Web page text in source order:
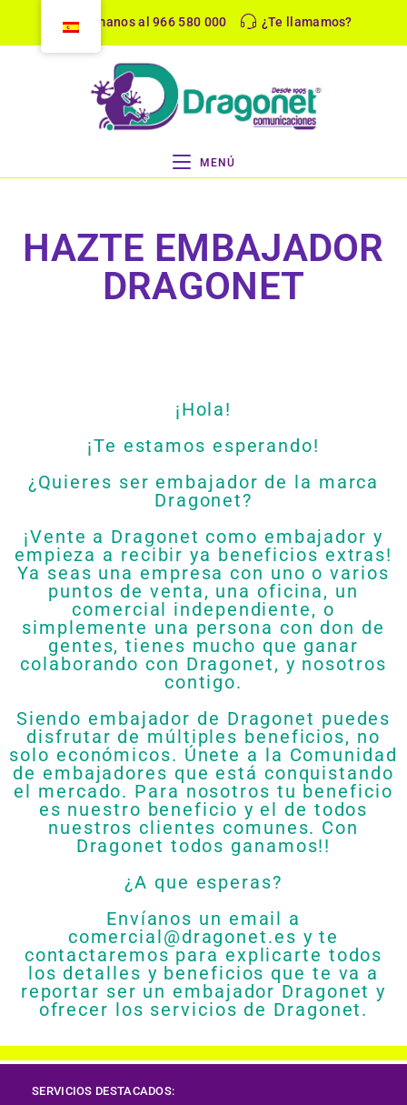
Llámanos al 966 580 000 ¿Te llamamos?
MENÚ
HAZTE EMBAJADOR
DRAGONET
¡Hola!
¡Te estamos esperando!
¿Quieres ser embajador de la marca
Dragonet?
¡Vente a Dragonet como embajador y
empieza a recibir ya beneficios extras!
Ya seas una empresa con uno o varios
puntos de venta, una oficina, un
comercial independiente, o
simplemente una persona con don de
gentes, tienes mucho que ganar
colaborando con Dragonet, y nosotros
contigo.
Siendo embajador de Dragonet puedes
disfrutar de múltiples beneficios, no
solo económicos. Únete a la Comunidad
de embajadores que está conquistando
el mercado. Para nosotros tu beneficio
es nuestro beneficio y el de todos
nuestros clientes comunes. Con
Dragonet todos ganamos!!
¿A que esperas?
Envíanos un email a
comercial@dragonet.es y te
contactaremos para explicarte todos
los detalles y beneficios que te va a
reportar ser un embajador Dragonet y
ofrecer los servicios de Dragonet.
SERVICIOS DESTACADOS: